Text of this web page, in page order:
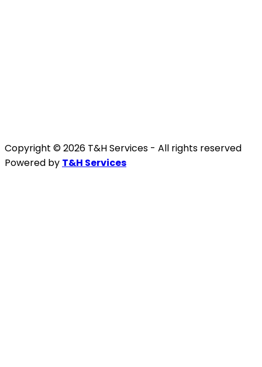
Copyright © 2026 T&H Services - All rights reserved
Powered by T&H Services